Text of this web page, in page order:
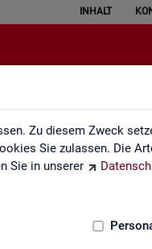
Zu diesem Zweck
Sie zulassen. Die
Sie in unserer
INHALT